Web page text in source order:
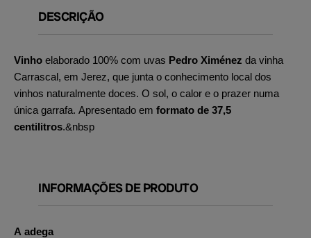
DESCRIÇÃO
Vinho elaborado 100% com uvas Pedro Ximénez da vinha
Carrascal, em Jerez, que junta o conhecimento local dos
vinhos naturalmente doces. O sol, o calor e o prazer numa
única garrafa. Apresentado em formato de 37,5
centilitros.&nbsp
INFORMAÇÕES DE PRODUTO
A adega